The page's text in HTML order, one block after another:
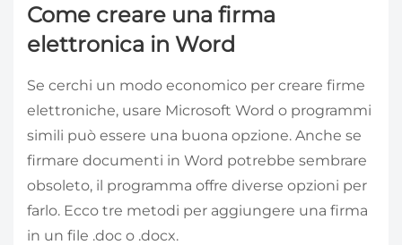
Come creare una firma
elettronica in Word
Se cerchi un modo economico per creare firme
elettroniche, usare Microsoft Word o programmi
simili può essere una buona opzione. Anche se
firmare documenti in Word potrebbe sembrare
obsoleto, il programma offre diverse opzioni per
farlo. Ecco tre metodi per aggiungere una firma
in un file .doc o .docx.